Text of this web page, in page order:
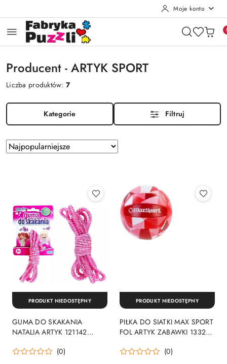
Moje konto
Producent - ARTYK SPORT
Liczba produktów:7
Kategorie Filtruj
Zastosowano
sortowanie:
Sortuj
według
GUMA DO SKAKANIA
NATALIA ARTYK 121142
(0)
PRODUKT NIEDOSTĘPNY
PIŁKA DO SIATKI MAX SPORT
FOL ARTYK ZABAWKI 133282
(0)
PRODUKT NIEDOSTĘPNY